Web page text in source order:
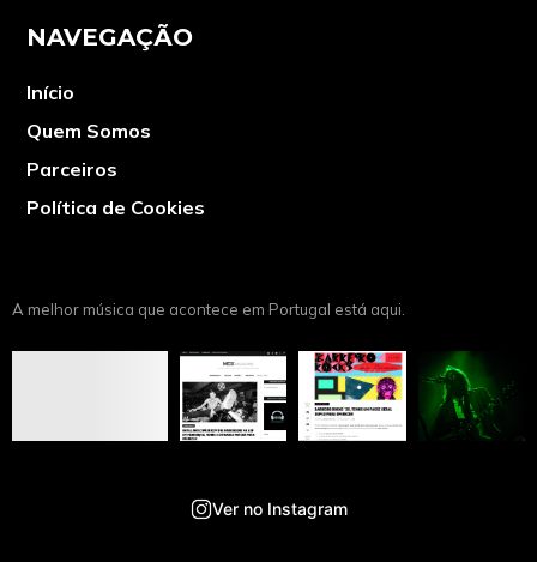
NAVEGAÇÃO
Início
Quem Somos
Parceiros
Política de Cookies
A melhor música que acontece em Portugal está aqui.
Ver no Instagram